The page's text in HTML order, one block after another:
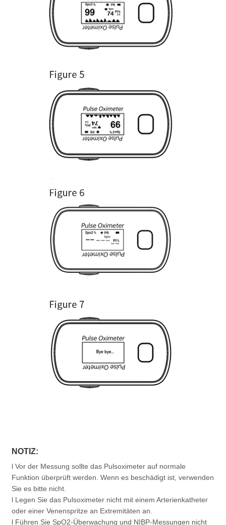
NOTIZ:
l Vor der Messung sollte das Pulsoximeter auf normale
Funktion überprüft werden. Wenn es beschädigt ist, verwenden
Sie es bitte nicht.
l Legen Sie das Pulsoximeter nicht mit einem Arterienkatheter
oder einer Venenspritze an Extremitäten an.
l Führen Sie SpO2-Überwachung und NIBP-Messungen nicht